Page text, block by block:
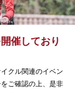
催しており
クル関連のイベン
ご確認の上、是非